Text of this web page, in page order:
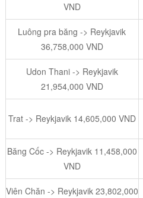
VND
Luông pra băng -> Reykjavik
36,758,000 VND
Udon Thani -> Reykjavik
21,954,000 VND
Trat -> Reykjavik 14,605,000 VND
Băng Cốc -> Reykjavik 11,458,000
VND
Viên Chăn -> Reykjavik 23,802,000